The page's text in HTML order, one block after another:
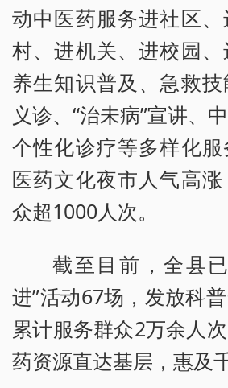
动中医药服务进社区
村、进机关、进校园
养生知识普及、急救
义诊、“治未病”宣讲、
个性化诊疗等多样化
医药文化夜市人气高
众超1000人次。
截至目前，全县
进”活动67场，发放科
累计服务群众2万余人
药资源直达基层，惠及